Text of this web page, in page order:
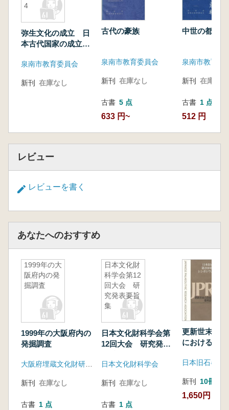
4
弥生文化の成立 日
本古代国家の成立を
泉南市教育委員会
新刊 在庫なし
古代の豪族
泉南市教育委員会
新刊 在庫なし
古書 5 点
633 円~
中世の都市
泉南市教育委
新刊 在庫なし
古書 1 点
512 円
レビュー
レビューを書く
あなたへのおすすめ
1999年の大
阪府内の発
掘調査
1999年の大阪府内の
発掘調査
新刊 在庫なし
古書 1 点
日本文化財
科学会第12
回大会 研
究発表要旨
集
日本文化財科学会第
12回大会 研究発表
日本文化財科学会
新刊 在庫なし
古書 1 点
更新世末の
における環
日本旧石器学
新刊 10冊以上
1,650円